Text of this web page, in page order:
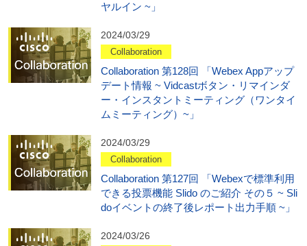
ヤルイン ~」
2024/03/29
Collaboration
Collaboration 第128回 「Webex Appアップ
デート情報 ~ Vidcastボタン・リマインダ
ー・インスタントミーティング（ワンタイ
ムミーティング）~」
2024/03/29
Collaboration
Collaboration 第127回 「Webexで標準利用
できる投票機能 Slido のご紹介 その５ ~ Sli
doイベントの終了後レポート出力手順 ~」
2024/03/26